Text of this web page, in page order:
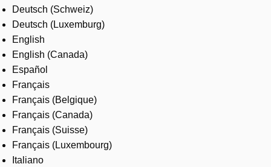
Where to buy
Contact us
Careers
Deutsch (Schweiz)
Deutsch (Luxemburg)
English
English (Canada)
Español
Français
Français (Belgique)
Français (Canada)
Français (Suisse)
Français (Luxembourg)
Italiano